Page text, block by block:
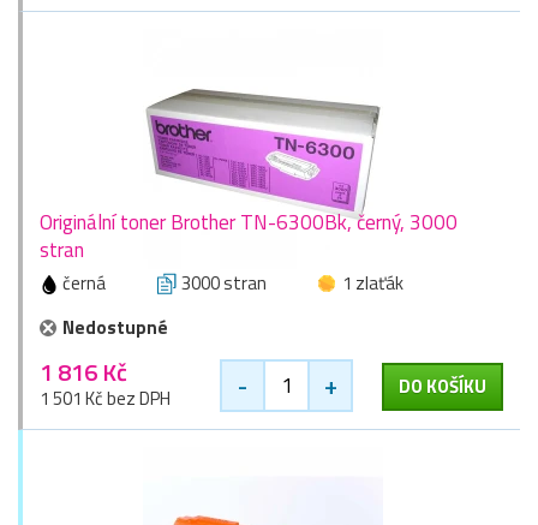
Originální toner Brother TN-6300Bk, černý, 3000
stran
černá 3000 stran
1 zlaťák
Nedostupné
1 816 Kč
1 501 Kč bez DPH - + DO KOŠÍKU